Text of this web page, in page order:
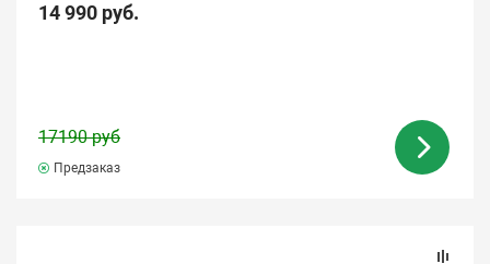
14 990 руб.
17190 руб
Предзаказ